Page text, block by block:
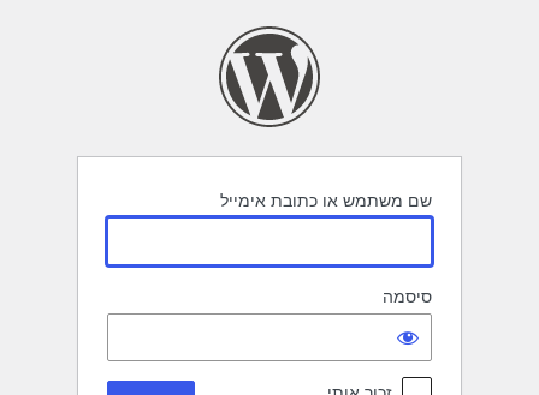
שם משתמש או כתובת אימייל
סיסמה